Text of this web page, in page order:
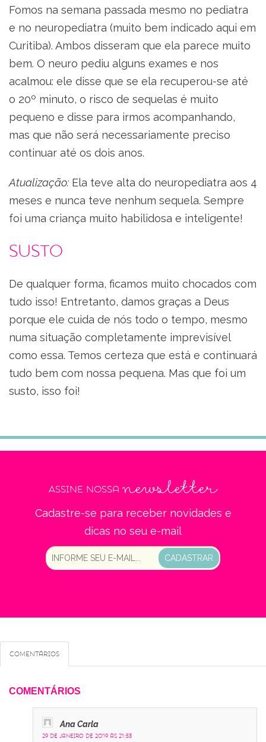
Fomos na semana passada mesmo no pediatra
e no neuropediatra (muito bem indicado aqui em
Curitiba). Ambos disseram que ela parece muito
bem. O neuro pediu alguns exames e nos
acalmou: ele disse que se ela recuperou-se até
o 20º minuto, o risco de sequelas é muito
pequeno e disse para irmos acompanhando,
mas que não será necessariamente preciso
continuar até os dois anos.
Atualização: Ela teve alta do neuropediatra aos 4
meses e nunca teve nenhum sequela. Sempre
foi uma criança muito habilidosa e inteligente!
Susto
De qualquer forma, ficamos muito chocados com
tudo isso! Entretanto, damos graças a Deus
porque ele cuida de nós todo o tempo, mesmo
numa situação completamente imprevisível
como essa. Temos certeza que está e continuará
tudo bem com nossa pequena. Mas que foi um
susto, isso foi!
Assine nossanewsletter
Cadastre-se para receber novidades e
dicas no seu e-mail
CADASTRAR
Comentários
COMENTÁRIOS
Ana Carla
29 de janeiro de 2019 às 21:53